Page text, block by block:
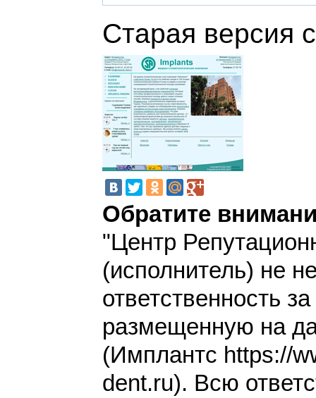
Старая версия
Обратите
"Центр
(исполнитель) не
ответственность
размещенную на
(Имплантс https://
dent.ru). Всю